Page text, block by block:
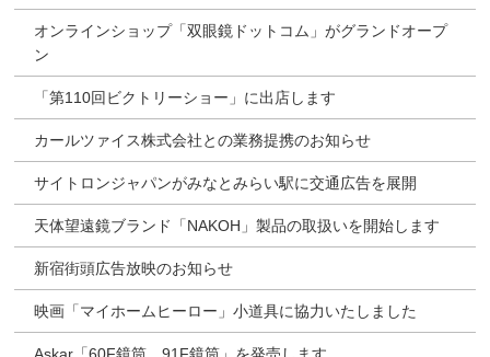
オンラインショップ「双眼鏡ドットコム」がグランドオープ
ン
「第110回ビクトリーショー」に出店します
カールツァイス株式会社との業務提携のお知らせ
サイトロンジャパンがみなとみらい駅に交通広告を展開
天体望遠鏡ブランド「NAKOH」製品の取扱いを開始します
新宿街頭広告放映のお知らせ
映画「マイホームヒーロー」小道具に協力いたしました